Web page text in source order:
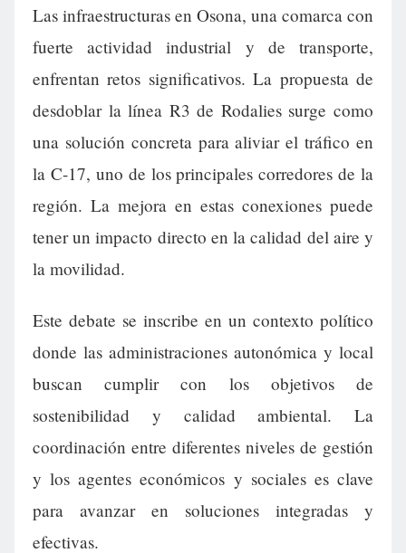
Las infraestructuras en Osona, una comarca con
fuerte actividad industrial y de transporte,
enfrentan retos significativos. La propuesta de
desdoblar la línea R3 de Rodalies surge como
una solución concreta para aliviar el tráfico en
la C-17, uno de los principales corredores de la
región. La mejora en estas conexiones puede
tener un impacto directo en la calidad del aire y
la movilidad.
Este debate se inscribe en un contexto político
donde las administraciones autonómica y local
buscan cumplir con los objetivos de
sostenibilidad y calidad ambiental. La
coordinación entre diferentes niveles de gestión
y los agentes económicos y sociales es clave
para avanzar en soluciones integradas y
efectivas.